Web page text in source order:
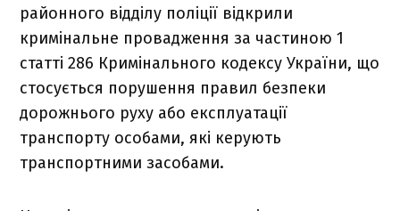
районного відділу поліції відкрили
кримінальне провадження за частиною 1
статті 286 Кримінального кодексу України, що
стосується порушення правил безпеки
дорожнього руху або експлуатації
транспорту особами, які керують
транспортними засобами.